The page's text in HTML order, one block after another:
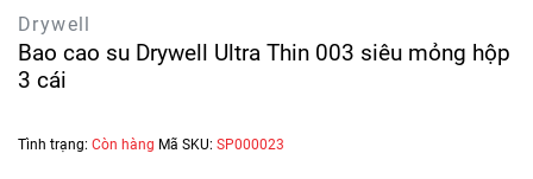
Drywell
Bao cao su Drywell Ultra Thin 003 siêu mỏng hộp
3 cái
Tình trạng: Còn hàng Mã SKU: SP000023